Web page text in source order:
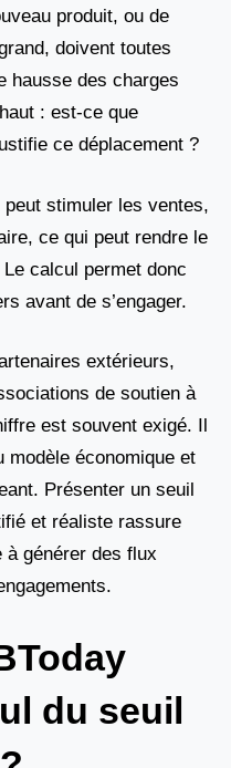
produit, ou de
doivent toutes
hausse des charges
: est-ce que
ce déplacement ?
stimuler les ventes,
ce qui peut rendre le
calcul permet donc
avant de s’engager.
extérieurs,
de soutien à
est souvent exigé. Il
modèle économique et
Présenter un seuil
et réaliste rassure
à générer des flux
du seuil